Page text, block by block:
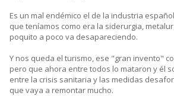
Es un mal endémico el de la industria
que teníamos como era la siderurgia,
poquito a poco va desapareciendo.
Y nos queda el turismo, ese "gran invento"
pero que ahora entre todos lo mataron y él
entre la crisis sanitaria y las medidas
que vaya a remontar mucho.